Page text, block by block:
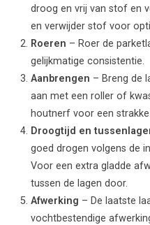
droog en vrij van stof en
en verwijder stof voor
Roeren – Roer de
gelijkmatige consistentie.
Aanbrengen – Breng de
aan met een roller of
houtnerf voor een
Droogtijd en
goed drogen volgens de
Voor een extra gladde
tussen de lagen door.
Afwerking – De laatste
vochtbestendige